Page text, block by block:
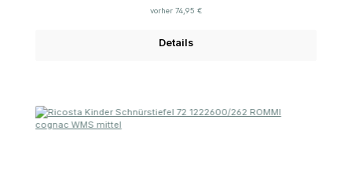
vorher 74,95 €
Details